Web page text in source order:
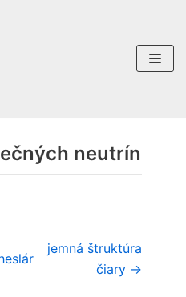
neutrín
jemná štruktúra
čiary →